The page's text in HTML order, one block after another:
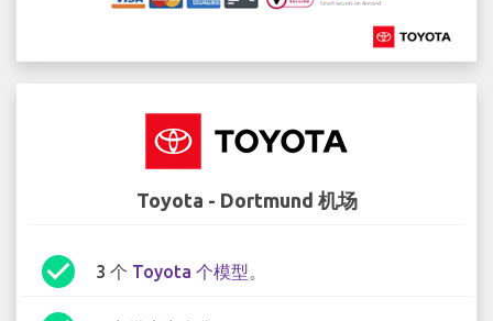
Toyota - Dortmund 机场
check_circle 3 个 Toyota 个模型。